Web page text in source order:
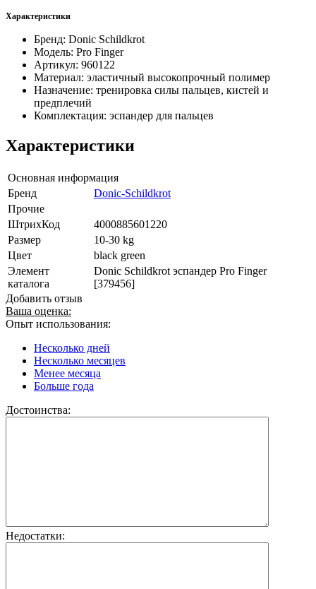
Характеристики
Бренд: Donic Schildkrot
Модель: Pro Finger
Артикул: 960122
Материал: эластичный высокопрочный полимер
Назначение: тренировка силы пальцев, кистей и
предплечий
Комплектация: эспандер для пальцев
Характеристики
Основная информация
Бренд
Donic-Schildkrot
Прочие
ШтрихКод
4000885601220
Размер
10-30 kg
Цвет
black green
Элемент
каталога
Donic Schildkrot эспандер Pro Finger
[379456]
Добавить отзыв
Ваша оценка:
Опыт использования:
Несколько дней
Несколько месяцев
Менее месяца
Больше года
Достоинства:
Недостатки: